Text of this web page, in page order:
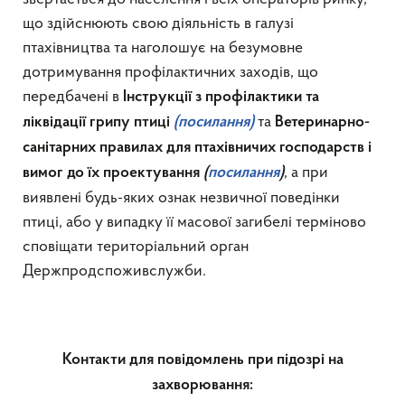
що здійснюють свою діяльність в галузі
птахівництва та наголошує на безумовне
дотримування профілактичних заходів, що
передбачені в Інструкції з профілактики та
ліквідації грипу птиці (посилання)та Ветеринарно-
санітарних правилах для птахівничих господарств і
вимог до їх проектування (посилання), а при
виявлені будь-яких ознак незвичної поведінки
птиці, або у випадку її масової загибелі терміново
сповіщати територіальний орган
Держпродспоживслужби.
Контакти для повідомлень при підозрі на
захворювання: